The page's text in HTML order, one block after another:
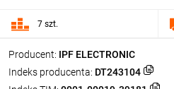
Producent: IPF ELECTRONIC
Indeks producenta: DT243104
7 szt.